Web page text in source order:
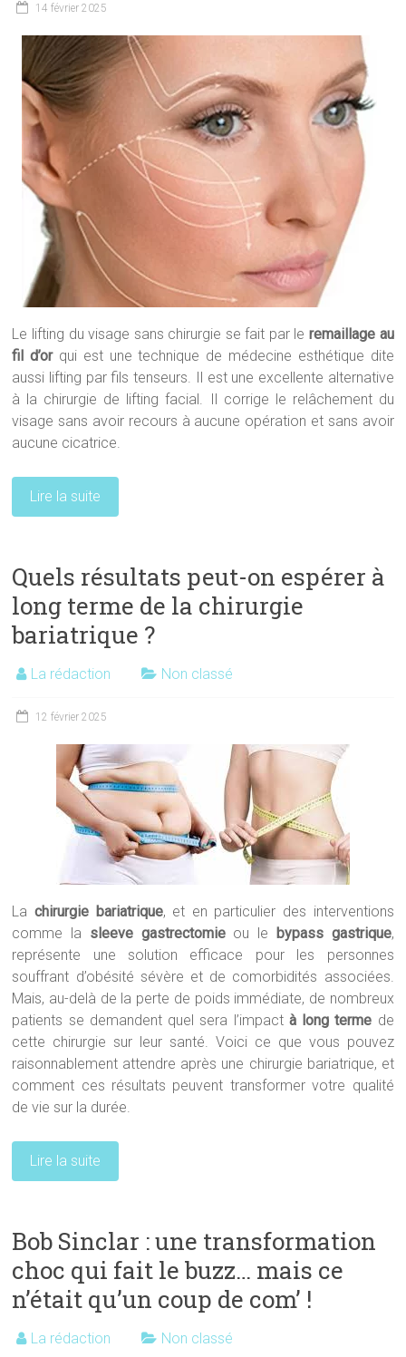
14 février 2025
Le lifting du visage sans chirurgie se fait par le remaillage au
fil d’orqui est une technique de médecine esthétique dite
aussi lifting par fils tenseurs. Il est une excellente alternative
à la chirurgie de lifting facial. Il corrige le relâchement du
visage sans avoir recours à aucune opération et sans avoir
aucune cicatrice.
Lire la suite
Quels résultats peut-on espérer à
long terme de la chirurgie
bariatrique ?
La rédaction Non classé
12 février 2025
Lachirurgie bariatrique, et en particulier des interventions
comme la sleeve gastrectomieou le bypass gastrique,
représente une solution efficace pour les personnes
souffrant d’obésité sévère et de comorbidités associées.
Mais, au-delà de la perte de poids immédiate, de nombreux
patients se demandent quel sera l’impact à long terme de
cette chirurgie sur leur santé. Voici ce que vous pouvez
raisonnablement attendre après une chirurgie bariatrique, et
comment ces résultats peuvent transformer votre qualité
de vie sur la durée.
Lire la suite
Bob Sinclar : une transformation
choc qui fait le buzz… mais ce
n’était qu’un coup de com’ !
La rédaction Non classé